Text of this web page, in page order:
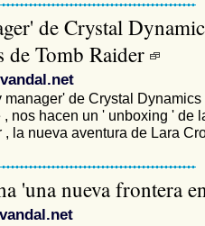
de Crystal
de Tomb Raider
manager' de Crystal
nos hacen un ' unboxing ' de
la nueva aventura de Lara
'una nueva frontera